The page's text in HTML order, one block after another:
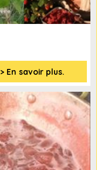
> En savoir plus.